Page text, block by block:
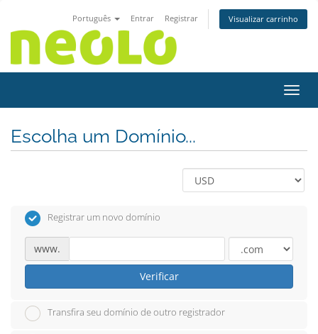
Português Entrar Registrar Visualizar carrinho
Escolha um Domínio...
Registrar um novo domínio
www.
Verificar
Transfira seu domínio de outro registrador